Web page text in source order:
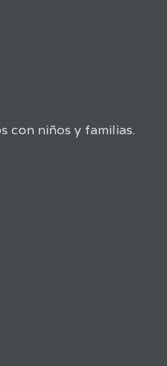
con niños y familias.